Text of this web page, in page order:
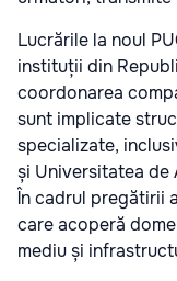
Lucrările la noul
instituții din
coordonarea
sunt implicate
specializate,
și Universitatea de
În cadrul pregătirii
care acoperă
mediu și